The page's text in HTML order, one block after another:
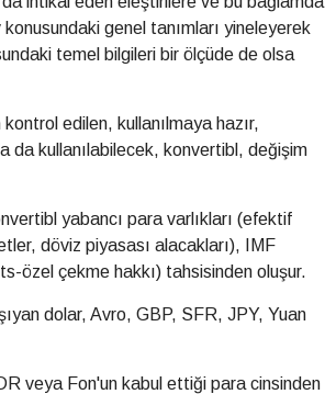
genel tanımları yineleyerek
temel bilgileri bir ölçüde de olsa
edilen, kullanılmaya hazır,
da kullanılabilecek, konvertibl, değişim
yabancı para varlıkları (efektif
döviz piyasası alacakları), IMF
özel çekme hakkı) tahsisinden oluşur.
dolar, Avro, GBP, SFR, JPY, Yuan
veya Fon'un kabul ettiği para cinsinden